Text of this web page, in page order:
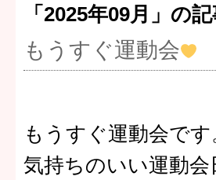
「2025年09月」の
もうすぐ運動会
もうすぐ運動会です
気持ちのいい運動